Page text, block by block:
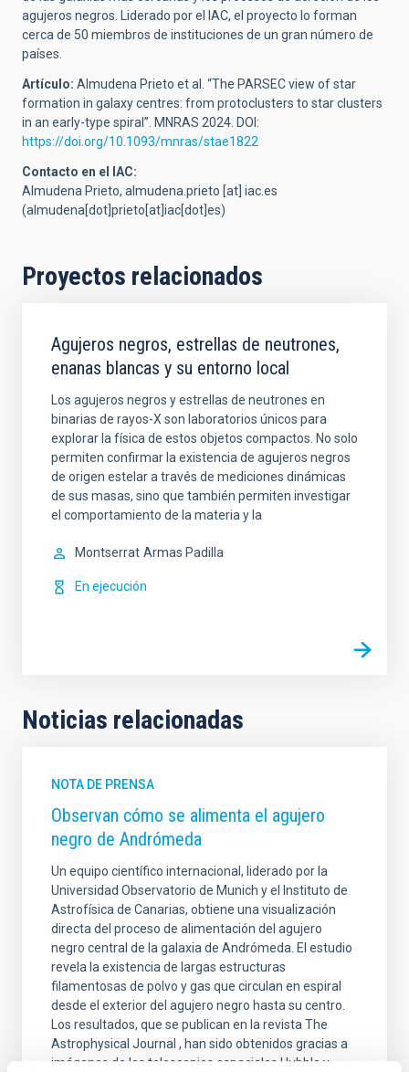
agujeros negros. Liderado por el IAC, el proyecto lo forman
cerca de 50 miembros de instituciones de un gran número de
países.
Artículo: Almudena Prieto et al. “The PARSEC view of star
formation in galaxy centres: from protoclusters to star clusters
in an early-type spiral”. MNRAS 2024. DOI:
https://doi.org/10.1093/mnras/stae1822
Contacto en el IAC:
Almudena Prieto, almudena.prieto [at] iac.es
(almudena[dot]prieto[at]iac[dot]es)
Proyectos relacionados
Agujeros negros, estrellas de neutrones,
enanas blancas y su entorno local
Los agujeros negros y estrellas de neutrones en
binarias de rayos-X son laboratorios únicos para
explorar la física de estos objetos compactos. No solo
permiten confirmar la existencia de agujeros negros
de origen estelar a través de mediciones dinámicas
de sus masas, sino que también permiten investigar
el comportamiento de la materia y la
Montserrat Armas Padilla
En ejecución
Noticias relacionadas
NOTA DE PRENSA
Observan cómo se alimenta el agujero
negro de Andrómeda
Un equipo científico internacional, liderado por la
Universidad Observatorio de Munich y el Instituto de
Astrofísica de Canarias, obtiene una visualización
directa del proceso de alimentación del agujero
negro central de la galaxia de Andrómeda. El estudio
revela la existencia de largas estructuras
filamentosas de polvo y gas que circulan en espiral
desde el exterior del agujero negro hasta su centro.
Los resultados, que se publican en la revista The
Astrophysical Journal , han sido obtenidos gracias a
imágenes de los telescopios espaciales Hubble y